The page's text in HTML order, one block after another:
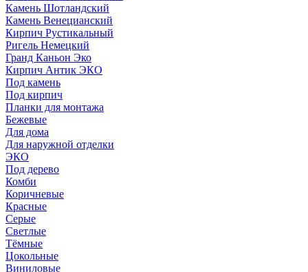
Камень Шотландский
Камень Венецианский
Кирпич Рустикальный
Ригель Немецкий
Гранд Каньон Эко
Кирпич Антик ЭКО
Под камень
Под кирпич
Планки для монтажа
Бежевые
Для дома
Для наружной отделки
ЭКO
Под дерево
Комби
Коричневые
Красные
Серые
Светлые
Тёмные
Цокольные
Виниловые